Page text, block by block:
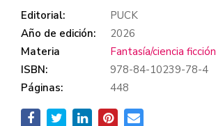
Editorial:
PUCK
Año de edición:
2026
Materia
Fantasía/ciencia ficción
ISBN:
978-84-10239-78-4
Páginas:
448